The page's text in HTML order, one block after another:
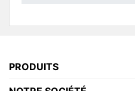
PRODUITS